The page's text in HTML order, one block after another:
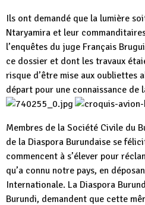
Ils ont demandé que la lumière
Ntaryamira et leur
l’enquêtes du juge Français
ce dossier et dont les travaux
risque d’être mise aux oubliettes
départ pour une connaissance de
Membres de la Société Civile du
de la Diaspora Burundaise se
commencent à s’élever pour
qu’a connu notre pays, en
Internationale. La Diaspora
Burundi, demandent que cette